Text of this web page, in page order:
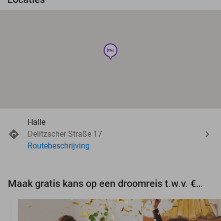
hotel
Halle
Delitzscher Straße 17
Routebeschrijving
Maak gratis kans op een droomreis t.w.v. €3.000!